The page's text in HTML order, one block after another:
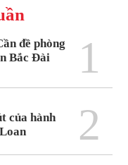
đề phòng
Bắc Đài
1
của hành
2